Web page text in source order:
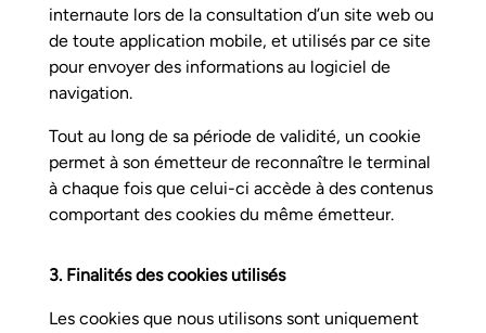
internaute lors de la consultation d’un site web ou
de toute application mobile, et utilisés par ce site
pour envoyer des informations au logiciel de
navigation.
Tout au long de sa période de validité, un cookie
permet à son émetteur de reconnaître le terminal
à chaque fois que celui-ci accède à des contenus
comportant des cookies du même émetteur.
3. Finalités des cookies utilisés
Les cookies que nous utilisons sont uniquement